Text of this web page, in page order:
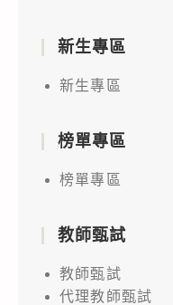
新生專區
新生專區
榜單專區
榜單專區
教師甄試
教師甄試
代理教師甄試